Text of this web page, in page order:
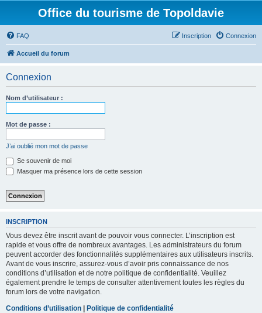
Office du tourisme de Topoldavie
FAQ Connexion
Inscription
Accueil du forum
Connexion
Nom d’utilisateur :
Mot de passe :
J’ai oublié mon mot de passe
Se souvenir de moi
Masquer ma présence lors de cette session
INSCRIPTION
Vous devez être inscrit avant de pouvoir vous connecter. L’inscription est
rapide et vous offre de nombreux avantages. Les administrateurs du forum
peuvent accorder des fonctionnalités supplémentaires aux utilisateurs inscrits.
Avant de vous inscrire, assurez-vous d’avoir pris connaissance de nos
conditions d’utilisation et de notre politique de confidentialité. Veuillez
également prendre le temps de consulter attentivement toutes les règles du
forum lors de votre navigation.
Conditions d’utilisation | Politique de confidentialité